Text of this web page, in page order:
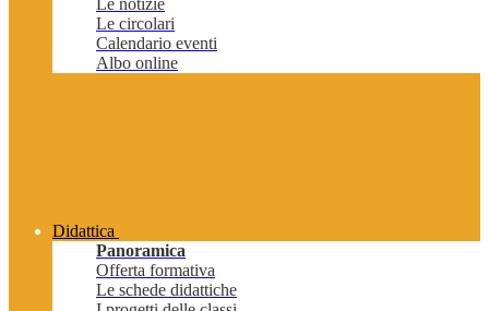
Le notizie
Le circolari
Calendario eventi
Albo online
Didattica
Panoramica
Offerta formativa
Le schede didattiche